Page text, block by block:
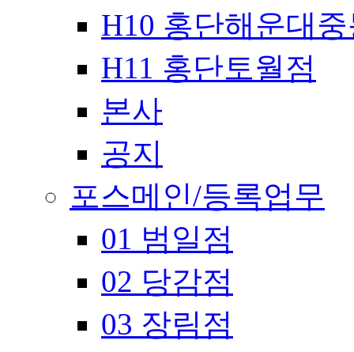
H10 홍단해운대
H11 홍단토월점
본사
공지
포스메인/등록업무
01 범일점
02 당감점
03 장림점